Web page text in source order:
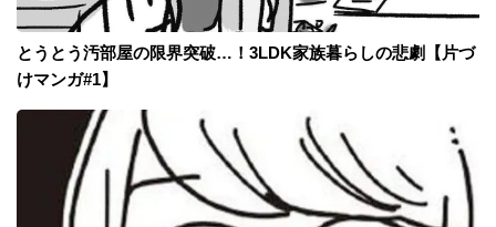
とうとう汚部屋の限界突破…！3LDK家族暮らしの悲劇【片づ
けマンガ#1】